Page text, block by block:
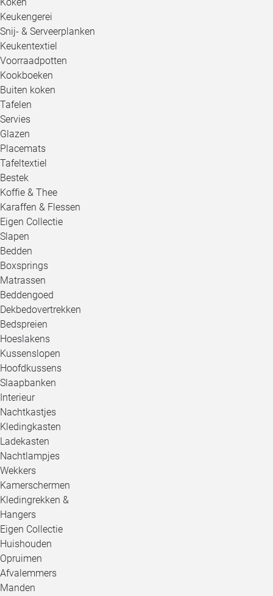
Keukengerei
Snij- & Serveerplanken
Keukentextiel
Voorraadpotten
Kookboeken
Buiten koken
Tafelen
Servies
Glazen
Placemats
Tafeltextiel
Bestek
Koffie & Thee
Karaffen & Flessen
Eigen Collectie
Slapen
Bedden
Boxsprings
Matrassen
Beddengoed
Dekbedovertrekken
Bedspreien
Hoeslakens
Kussenslopen
Hoofdkussens
Slaapbanken
Interieur
Nachtkastjes
Kledingkasten
Ladekasten
Nachtlampjes
Wekkers
Kamerschermen
Kledingrekken &
Hangers
Eigen Collectie
Huishouden
Opruimen
Afvalemmers
Manden